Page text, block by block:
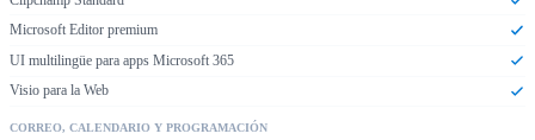
Microsoft Editor premium
UI multilingüe para apps Microsoft 365
Visio para la Web
CORREO, CALENDARIO Y PROGRAMACIÓN